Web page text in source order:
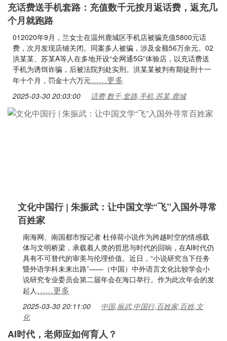
充话费送手机套路：充值数千元按月返话费，返充几
个月就跑路
012020年9月，兰女士在温州鹿城区手机店被骗充值5800元话
费，次月发现店铺关闭。同案多人被骗，涉及金额56万余元。02
洪某某、苏某A等人在多地开设“全网通5G”体验店，以充话费送
手机为诱饵诈骗，后被法院判处实刑。洪某某被判有期徒刑十一
年十个月，罚金十六万元……更多
2025-03-30 20:03:00 话费,数千,套路,手机,苏某,鹿城
文化中国行 | 朱振武：让中国文学“飞”入国外寻常
百姓家
南海网、南国都市报记者 杜倬荷小说作为跨越时空的情感载
体与文明桥梁，承载着人类的哲思与时代的回响，在AI时代仍
具有不可替代的审美与伦理价值。近日，“小说研究当下任务
暨外语学科未来出路”——（中国）中外语言文化比较学会小
说研究专业委员会第二届年会在海口举行。作为此次年会的发
起人……更多
2025-03-30 20:11:00
中国,振武,中国行,百姓家,百姓,文
化
AI时代，老师应如何育人？